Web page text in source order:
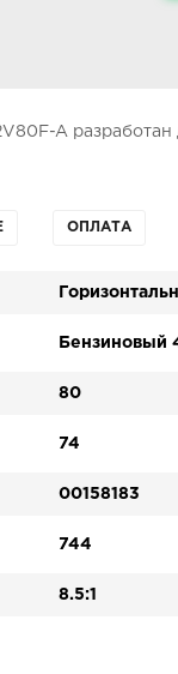
A
ОПЛАТА
Бензиновый
80
74
00158183
744
8.5:1